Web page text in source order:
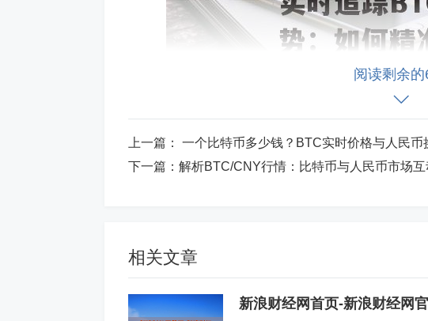
的数据，获得更全面的价格信息。
API数据接口：对于有技术开发需求的投资者，利用
阅读剩余
上一篇：
一个比特币多少钱？BTC实时价格与人民币
下一篇： 解析BTC/CNY行情：比特币与人民币市场
相关文章
新浪财经网首页-新浪财经网